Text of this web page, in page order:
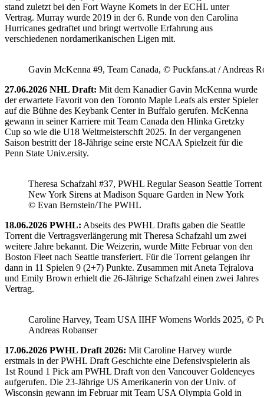
stand zuletzt bei den Fort Wayne Komets in der ECHL unter
Vertrag. Murray wurde 2019 in der 6. Runde von den Carolina
Hurricanes gedraftet und bringt wertvolle Erfahrung aus
verschiedenen nordamerikanischen Ligen mit.
Gavin McKenna #9, Team Canada, © Puckfans.at / Andreas
27.06.2026 NHL Draft: Mit dem Kanadier Gavin McKenna wurde
der erwartete Favorit von den Toronto Maple Leafs als erster Spieler
auf die Bühne des Keybank Center in Buffalo gerufen. McKenna
gewann in seiner Karriere mit Team Canada den Hlinka Gretzky
Cup so wie die U18 Weltmeisterschft 2025. In der vergangenen
Saison bestritt der 18-Jährige seine erste NCAA Spielzeit für die
Penn State Univ.ersity.
Theresa Schafzahl #37, PWHL Regular Season Seattle Torrent
New York Sirens at Madison Square Garden in New York
© Evan Bernstein/The PWHL
18.06.2026 PWHL: Abseits des PWHL Drafts gaben die Seattle
Torrent die Vertragsverlängerung mit Theresa Schafzahl um zwei
weitere Jahre bekannt. Die Weizerin, wurde Mitte Februar von den
Boston Fleet nach Seattle transferiert. Für die Torrent gelangen ihr
dann in 11 Spielen 9 (2+7) Punkte. Zusammen mit Aneta Tejralova
und Emily Brown erhielt die 26-Jährige Schafzahl einen zwei Jahres
Vertrag.
Caroline Harvey, Team USA IIHF Womens Worlds 2025, ©
Andreas Robanser
17.06.2026 PWHL Draft 2026: Mit Caroline Harvey wurde
erstmals in der PWHL Draft Geschichte eine Defensivspielerin als
1st Round 1 Pick am PWHL Draft von den Vancouver Goldeneyes
aufgerufen. Die 23-Jährige US Amerikanerin von der Univ. of
Wisconsin gewann im Februar mit Team USA Olympia Gold in